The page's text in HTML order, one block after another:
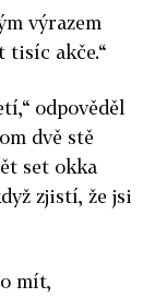
výrazem
tisíc akče.“
odpověděl
dvě stě
set okka
zjistí, že jsi
mít,